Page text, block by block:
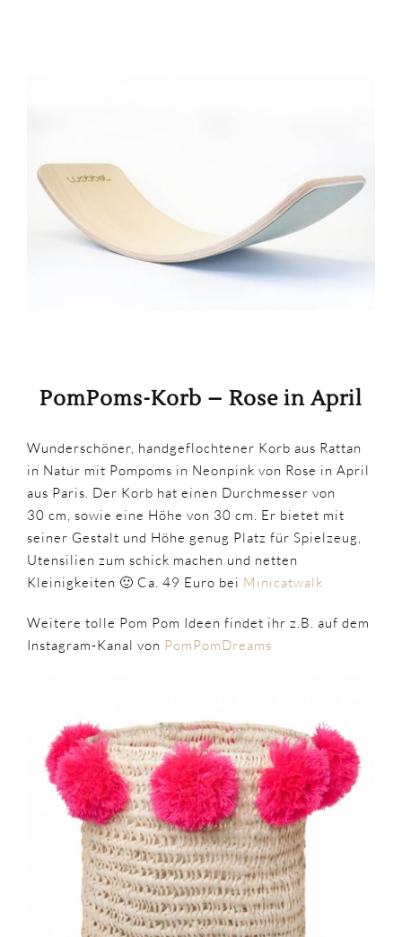
PomPoms-Korb – Rose in April
Wunderschöner, handgeflochtener Korb aus Rattan
in Natur mit Pompoms in Neonpink von Rose in April
aus Paris. Der Korb hat einen Durchmesser von
30 cm, sowie eine Höhe von 30 cm. Er bietet mit
seiner Gestalt und Höhe genug Platz für Spielzeug,
Utensilien zum schick machen und netten
Kleinigkeiten 🙂 Ca. 49 Euro bei Minicatwalk
Weitere tolle Pom Pom Ideen findet ihr z.B. auf dem
Instagram-Kanal von PomPomDreams